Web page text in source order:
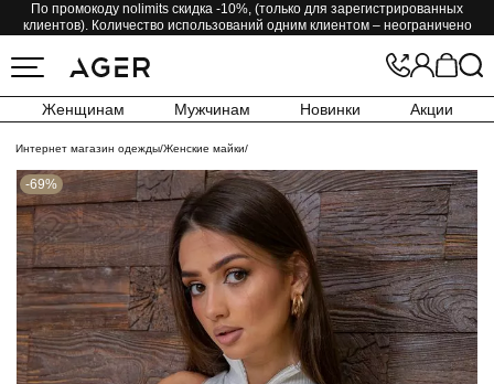
По промокоду nolimits скидка -10%, (только для зарегистрированных
клиентов). Количество использований одним клиентом – неограничено
Женщинам Мужчинам Новинки Акции
Интернет магазин одежды/Женские майки/
-69%